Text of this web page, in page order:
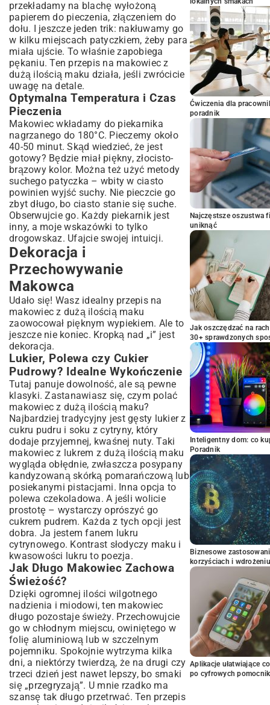
przekładamy na blachę wyłożoną
papierem do pieczenia, złączeniem do
dołu. I jeszcze jeden trik: nakłuwamy go
w kilku miejscach patyczkiem, żeby para
miała ujście. To właśnie zapobiega
pękaniu. Ten przepis na makowiec z
dużą ilością maku działa, jeśli zwrócicie
uwagę na detale.
Optymalna Temperatura i Czas
Pieczenia
Makowiec wkładamy do piekarnika
nagrzanego do 180°C. Pieczemy około
40-50 minut. Skąd wiedzieć, że jest
gotowy? Będzie miał piękny, złocisto-
brązowy kolor. Można też użyć metody
suchego patyczka – wbity w ciasto
powinien wyjść suchy. Nie pieczcie go
zbyt długo, bo ciasto stanie się suche.
Obserwujcie go. Każdy piekarnik jest
inny, a moje wskazówki to tylko
drogowskaz. Ufajcie swojej intuicji.
Dekoracja i
Przechowywanie
Makowca
Udało się! Wasz idealny przepis na
makowiec z dużą ilością maku
zaowocował pięknym wypiekiem. Ale to
jeszcze nie koniec. Kropką nad „i” jest
dekoracja.
Lukier, Polewa czy Cukier
Pudrowy? Idealne Wykończenie
Tutaj panuje dowolność, ale są pewne
klasyki. Zastanawiasz się, czym polać
makowiec z dużą ilością maku?
Najbardziej tradycyjny jest gęsty lukier z
cukru pudru i soku z cytryny, który
dodaje przyjemnej, kwaśnej nuty. Taki
makowiec z lukrem z dużą ilością maku
wygląda obłędnie, zwłaszcza posypany
kandyzowaną skórką pomarańczową lub
posiekanymi pistacjami. Inna opcja to
polewa czekoladowa. A jeśli wolicie
prostotę – wystarczy oprószyć go
cukrem pudrem. Każda z tych opcji jest
dobra. Ja jestem fanem lukru
cytrynowego. Kontrast słodyczy maku i
kwasowości lukru to poezja.
Jak Długo Makowiec Zachowa
Świeżość?
Dzięki ogromnej ilości wilgotnego
nadzienia i miodowi, ten makowiec
długo pozostaje świeży. Przechowujcie
go w chłodnym miejscu, owiniętego w
folię aluminiową lub w szczelnym
pojemniku. Spokojnie wytrzyma kilka
dni, a niektórzy twierdzą, że na drugi czy
trzeci dzień jest nawet lepszy, bo smaki
się „przegryzają”. U mnie rzadko ma
szansę tak długo przetrwać. Ten przepis
Ćwiczenia dla
poradnik
Najczęstsze oszustwa
uniknąć
Jak oszczędzać na
30+ sprawdzonych
Inteligentny dom: co
Poradnik
Biznesowe
korzyściach i wdrożeniu
Aplikacje ułatwiające
po cyfrowych